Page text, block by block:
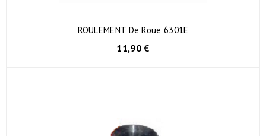
ROULEMENT De Roue 6301E
11,90 €